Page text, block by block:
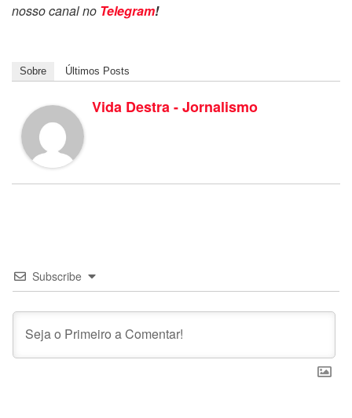
nosso canal no Telegram!
Sobre Últimos Posts
Vida Destra - Jornalismo
Subscribe